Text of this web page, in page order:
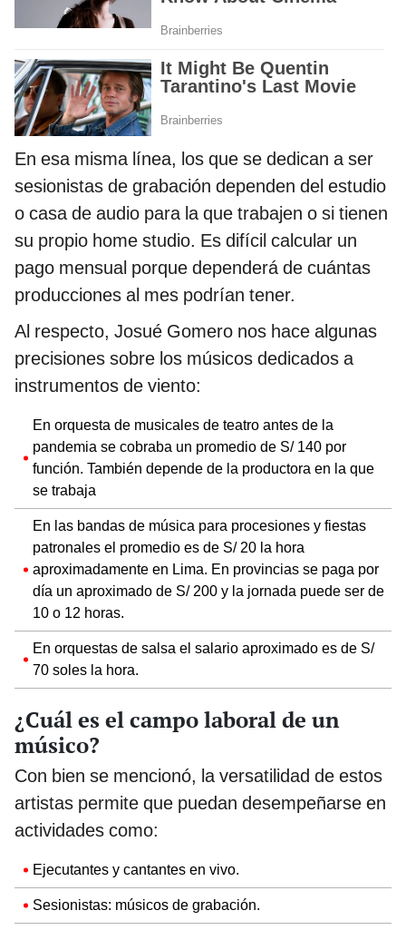
En esa misma línea, los que se dedican a ser
sesionistas de grabación dependen del estudio
o casa de audio para la que trabajen o si tienen
su propio home studio. Es difícil calcular un
pago mensual porque dependerá de cuántas
producciones al mes podrían tener.
Al respecto, Josué Gomero nos hace algunas
precisiones sobre los músicos dedicados a
instrumentos de viento:
En orquesta de musicales de teatro antes de la
pandemia se cobraba un promedio de S/ 140 por
función. También depende de la productora en la que
se trabaja
En las bandas de música para procesiones y fiestas
patronales el promedio es de S/ 20 la hora
aproximadamente en Lima. En provincias se paga por
día un aproximado de S/ 200 y la jornada puede ser de
10 o 12 horas.
En orquestas de salsa el salario aproximado es de S/
70 soles la hora.
¿Cuál es el campo laboral de un
músico?
Con bien se mencionó, la versatilidad de estos
artistas permite que puedan desempeñarse en
actividades como:
Ejecutantes y cantantes en vivo.
Sesionistas: músicos de grabación.